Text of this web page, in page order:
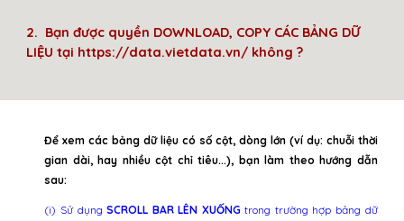
2. Bạn được quyền DOWNLOAD, COPY CÁC BẢNG DỮ
LIỆU tại https://data.vietdata.vn/ không ?
Để xem các bảng dữ liệu có số cột, dòng lớn (ví dụ: chuỗi thời
gian dài, hay nhiều cột chỉ tiêu...), bạn làm theo hướng dẫn
sau:
(i) Sử dụngSCROLL BAR LÊN XUỐNG trong trường hợp bảng dữ